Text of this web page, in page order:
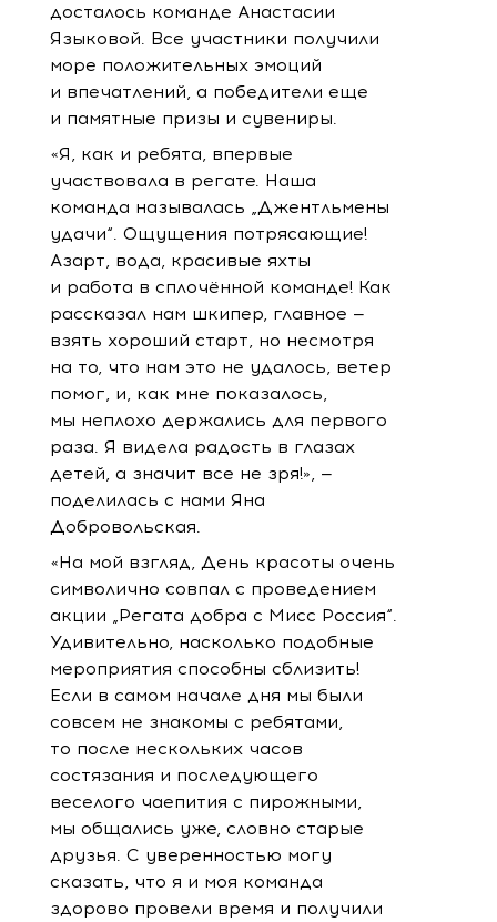
досталось команде Анастасии
Языковой. Все участники получили
море положительных эмоций
и впечатлений, а победители еще
и памятные призы и сувениры.
«Я, как и ребята, впервые
участвовала в регате. Наша
команда называлась „Джентльмены
удачи“. Ощущения потрясающие!
Азарт, вода, красивые яхты
и работа в сплочённой команде! Как
рассказал нам шкипер, главное —
взять хороший старт, но несмотря
на то, что нам это не удалось, ветер
помог, и, как мне показалось,
мы неплохо держались для первого
раза. Я видела радость в глазах
детей, а значит все не зря!», —
поделилась с нами Яна
Добровольская.
«На мой взгляд, День красоты очень
символично совпал с проведением
акции „Регата добра с Мисс Россия“.
Удивительно, насколько подобные
мероприятия способны сблизить!
Если в самом начале дня мы были
совсем не знакомы с ребятами,
то после нескольких часов
состязания и последующего
веселого чаепития с пирожными,
мы общались уже, словно старые
друзья. С уверенностью могу
сказать, что я и моя команда
здорово провели время и получили